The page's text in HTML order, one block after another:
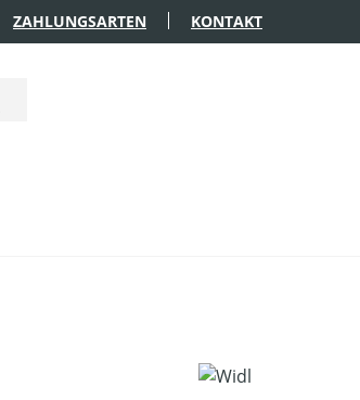
ZAHLUNGSARTEN KONTAKT